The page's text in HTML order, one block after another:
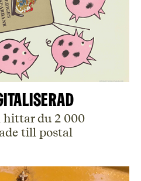
du 2 000
till postal